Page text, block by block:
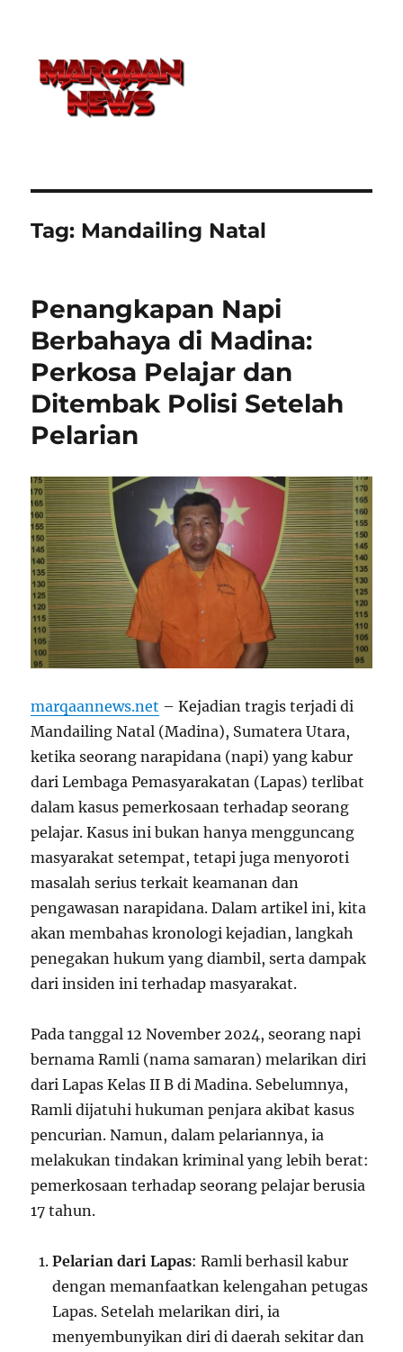
Tag: Mandailing Natal
Penangkapan Napi
Berbahaya di Madina:
Perkosa Pelajar dan
Ditembak Polisi Setelah
Pelarian
marqaannews.net – Kejadian tragis terjadi di
Mandailing Natal (Madina), Sumatera Utara,
ketika seorang narapidana (napi) yang kabur
dari Lembaga Pemasyarakatan (Lapas) terlibat
dalam kasus pemerkosaan terhadap seorang
pelajar. Kasus ini bukan hanya mengguncang
masyarakat setempat, tetapi juga menyoroti
masalah serius terkait keamanan dan
pengawasan narapidana. Dalam artikel ini, kita
akan membahas kronologi kejadian, langkah
penegakan hukum yang diambil, serta dampak
dari insiden ini terhadap masyarakat.
Pada tanggal 12 November 2024, seorang napi
bernama Ramli (nama samaran) melarikan diri
dari Lapas Kelas II B di Madina. Sebelumnya,
Ramli dijatuhi hukuman penjara akibat kasus
pencurian. Namun, dalam pelariannya, ia
melakukan tindakan kriminal yang lebih berat:
pemerkosaan terhadap seorang pelajar berusia
17 tahun.
Pelarian dari Lapas: Ramli berhasil kabur
dengan memanfaatkan kelengahan petugas
Lapas. Setelah melarikan diri, ia
menyembunyikan diri di daerah sekitar dan